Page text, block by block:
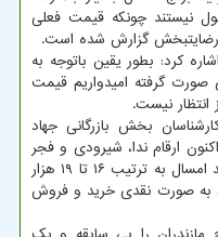
نیستند چونکه قیمت فعلی
رضایتبخش گزارش شده است.
کرد: بطور یقین باتوجه به
صورت گرفته امیدواریم قیمت
انتظار نیست.
بخش بازرگانی جهاد
ارقام ندا، شیرودی و فجر
بعنوان انواع برنج کیفی پر محصول تولید امسال به ترتیب ۱۶ تا ۱۹ هزار
محلی ۲۲ هزار تومان به صورت نقدی خرید و فروش